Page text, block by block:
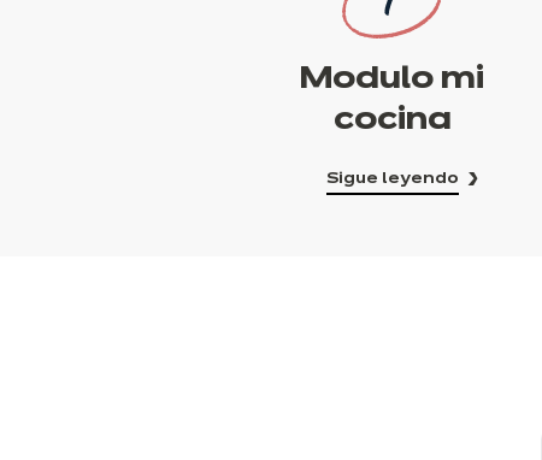
Modulo mi
cocina
Sigue leyendo